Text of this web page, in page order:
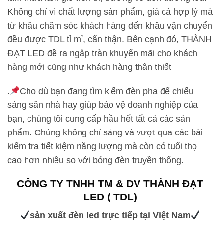
Skip
to
Không chỉ vì chất lượng sản phẩm, giá cả hợp lý mà
từ khâu chăm sóc khách hàng đến khâu vận chuyển
đều được TDL tỉ mỉ, cẩn thận. Bên cạnh đó, THÀNH
ĐẠT LED đề ra ngập tràn khuyến mãi cho khách
hàng mới cũng như khách hàng thân thiết
.
Cho dù bạn đang tìm kiếm đèn pha để chiếu
sáng sân nhà hay giúp bảo vệ doanh nghiệp của
bạn, chúng tôi cung cấp hầu hết tất cả các sản
phẩm. Chúng không chỉ sáng và vượt qua các bài
kiểm tra tiết kiệm năng lượng mà còn có tuổi thọ
cao hơn nhiều so với bóng đèn truyền thống.
CÔNG TY TNHH TM & DV THÀNH ĐẠT
LED ( TDL)
sản xuất đèn led trực tiếp tại Việt Nam